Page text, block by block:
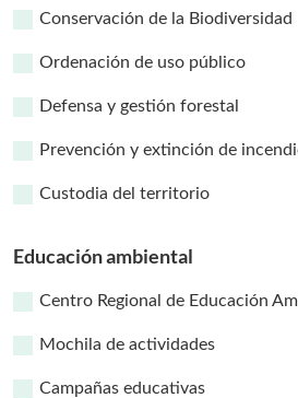
Conservación de la Biodiversidad
Ordenación de uso público
Defensa y gestión forestal
Prevención y extinción de
Custodia del territorio
Educación ambiental
Centro Regional de Educación
Mochila de actividades
Campañas educativas